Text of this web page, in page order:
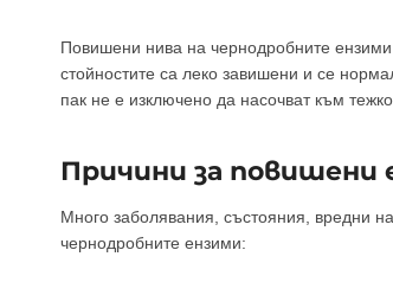
Повишени нива на чернодробните ензими
стойностите са леко завишени и се
пак не е изключено да насочват към
Причини за повишени
Много заболявания, състояния, вредни
чернодробните ензими: